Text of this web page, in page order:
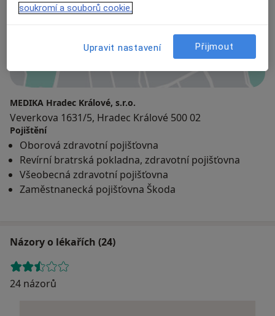
Přiblížit mapu
MEDIKA Hradec Králové, s.r.o.
Veverkova 1631/5, Hradec Králové 500 02
Pojištění
Oborová zdravotní pojišťovna
Revírní bratrská pokladna, zdravotní pojišťovna
Všeobecná zdravotní pojišťovna
Zaměstnanecká pojišťovna Škoda
Názory o lékařích (24)
24 názorů
soukromí a souborů cookie.
Upravit nastavení Přijmout